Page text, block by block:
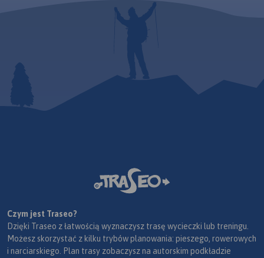
Czym jest Traseo?
Dzięki Traseo z łatwością wyznaczysz trasę wycieczki lub treningu.
Możesz skorzystać z kilku trybów planowania: pieszego, rowerowych
i narciarskiego. Plan trasy zobaczysz na autorskim podkładzie